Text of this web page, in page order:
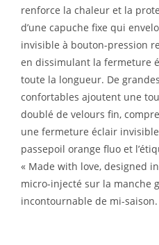
renforce la chaleur et la
d’une capuche fixe qui
invisible à bouton-pression
en dissimulant la fermeture
toute la longueur. De
confortables ajoutent une
doublé de velours fin,
une fermeture éclair
passepoil orange fluo et
« Made with love, designed
micro-injecté sur la manche
incontournable de mi-saison.